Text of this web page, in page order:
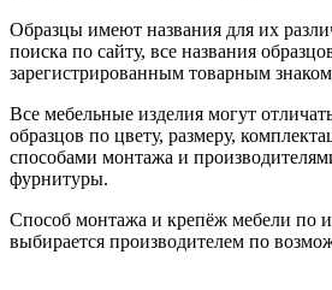
Образцы имеют названия для их
поиска по сайту, все названия
зарегистрированным товарным
Все мебельные изделия могут
образцов по цвету, размеру,
способами монтажа и
фурнитуры.
Способ монтажа и крепёж мебели по
выбирается производителем по